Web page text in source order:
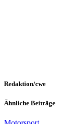
Redaktion/cwe
Ähnliche Beiträge